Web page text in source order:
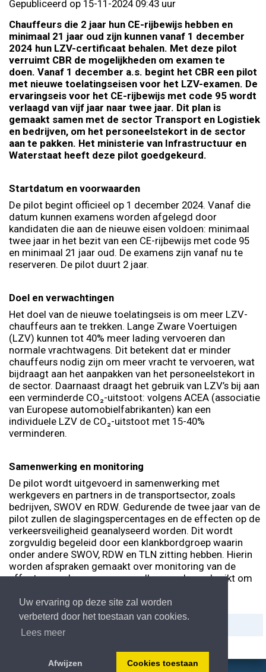
Uw ervaring op deze site zal worden
verbeterd door het toestaan van cookies.
Lees meer
Afwijzen Cookies toestaan
Gepubliceerd op 15-11-2024 09:43 uur
Chauffeurs die 2 jaar hun CE-rijbewijs hebben en
minimaal 21 jaar oud zijn kunnen vanaf 1 december
2024 hun LZV-certificaat behalen. Met deze pilot
verruimt CBR de mogelijkheden om examen te
doen. Vanaf 1 december a.s. begint het CBR een pilot
met nieuwe toelatingseisen voor het LZV-examen. De
ervaringseis voor het CE-rijbewijs met code 95 wordt
verlaagd van vijf jaar naar twee jaar. Dit plan is
gemaakt samen met de sector Transport en Logistiek
en bedrijven, om het personeelstekort in de sector
aan te pakken. Het ministerie van Infrastructuur en
Waterstaat heeft deze pilot goedgekeurd.
Startdatum en voorwaarden
De pilot begint officieel op 1 december 2024. Vanaf die
datum kunnen examens worden afgelegd door
kandidaten die aan de nieuwe eisen voldoen: minimaal
twee jaar in het bezit van een CE-rijbewijs met code 95
en minimaal 21 jaar oud. De examens zijn vanaf nu te
reserveren. De pilot duurt 2 jaar.
Doel en verwachtingen
Het doel van de nieuwe toelatingseis is om meer LZV-
chauffeurs aan te trekken. Lange Zware Voertuigen
(LZV) kunnen tot 40% meer lading vervoeren dan
normale vrachtwagens. Dit betekent dat er minder
chauffeurs nodig zijn om meer vracht te vervoeren, wat
bijdraagt aan het aanpakken van het personeelstekort in
de sector. Daarnaast draagt het gebruik van LZV’s bij aan
een verminderde CO₂-uitstoot: volgens ACEA (associatie
van Europese automobielfabrikanten) kan een
individuele LZV de CO₂-uitstoot met 15-40%
verminderen.
Samenwerking en monitoring
De pilot wordt uitgevoerd in samenwerking met
werkgevers en partners in de transportsector, zoals
bedrijven, SWOV en RDW. Gedurende de twee jaar van de
pilot zullen de slagingspercentages en de effecten op de
verkeersveiligheid geanalyseerd worden. Dit wordt
zorgvuldig begeleid door een klankbordgroep waarin
onder andere SWOV, RDW en TLN zitting hebben. Hierin
worden afspraken gemaakt over monitoring van de
effecten, en deze gegevens zullen worden gebruikt om